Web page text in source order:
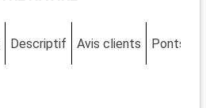
du Tage. Sur place partez à
où vous vous baladerez dans
dans un décor vous rappelant le
Descriptif Avis clients Ponts